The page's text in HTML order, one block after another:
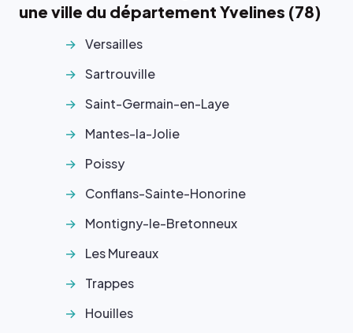
une ville du département Yvelines (78)
Versailles
Sartrouville
Saint-Germain-en-Laye
Mantes-la-Jolie
Poissy
Conflans-Sainte-Honorine
Montigny-le-Bretonneux
Les Mureaux
Trappes
Houilles